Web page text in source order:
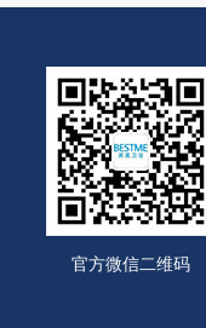
官方微信二维码